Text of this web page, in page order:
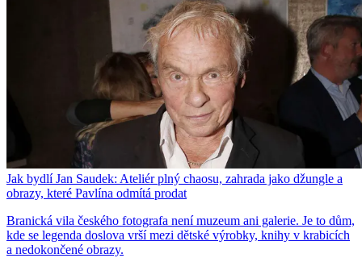
Jak bydlí Jan Saudek: Ateliér plný chaosu, zahrada jako džungle a
obrazy, které Pavlína odmítá prodat
Branická vila českého fotografa není muzeum ani galerie. Je to dům,
kde se legenda doslova vrší mezi dětské výrobky, knihy v krabicích
a nedokončené obrazy.